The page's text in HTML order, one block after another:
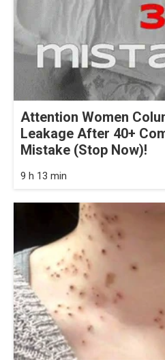
Attention Women
Leakage After 40+
Mistake (Stop Now)!
9 h 13 min